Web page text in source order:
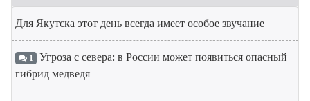
Для Якутска этот день всегда имеет особое звучание
1 Угроза с севера: в России может появиться опасный
гибрид медведя